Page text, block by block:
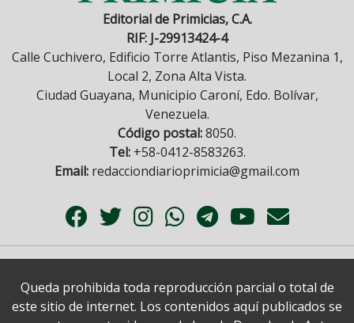
Editorial de Primicias, C.A.
RIF: J-29913424-4
Calle Cuchivero, Edificio Torre Atlantis, Piso Mezanina 1,
Local 2, Zona Alta Vista.
Ciudad Guayana, Municipio Caroní, Edo. Bolívar,
Venezuela.
Código postal:8050.
Tel:+58-0412-8583263.
Email: redacciondiarioprimicia@gmail.com
Queda prohibida toda reproducción parcial o total de
este sitio de internet. Los contenidos aquí publicados se